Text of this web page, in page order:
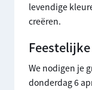
levendige
creëren.
We nodigen je
donderdag 6